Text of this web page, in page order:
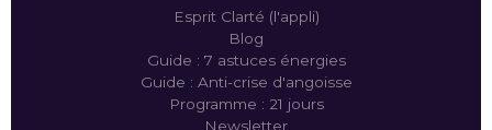
Esprit Clarté (l'appli)
Blog
Guide : 7 astuces énergies
Guide : Anti-crise d'angoisse
Programme : 21 jours
Newsletter